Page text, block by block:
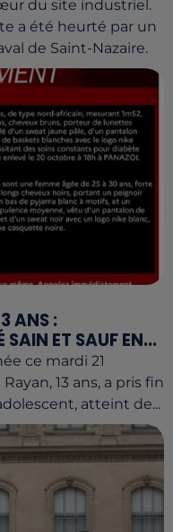
du site industriel.
a été heurté par un
de Saint-Nazaire.
ANS :
SAIN ET SAUF EN...
ce mardi 21
13 ans, a pris fin
atteint de...